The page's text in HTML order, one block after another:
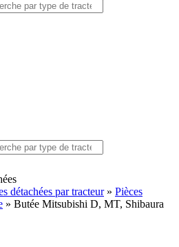
détachées par tracteur» Pièces
» Butée Mitsubishi D, MT, Shibaura